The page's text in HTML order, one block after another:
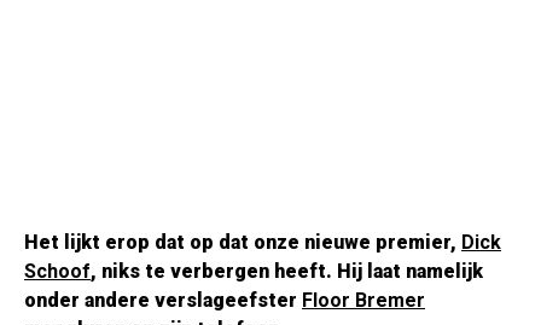
Het lijkt erop dat op dat onze nieuwe premier, Dick
Schoof, niks te verbergen heeft. Hij laat namelijk
onder andere verslageefster Floor Bremer